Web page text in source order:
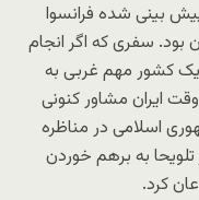
بینی شده فرانسوا
بود. سفری که اگر انجام
کشور مهم غربی به
ایران مشاور کنونی
اسلامی در مناظره
به برهم خوردن
کرد.